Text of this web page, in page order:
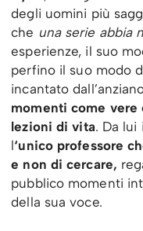
degli uomini più
che una serie abbia
esperienze, il suo
perfino il suo modo
incantato
momenti come vere
lezioni di vita. Da lui
l‘unico professore
e non di cercare,
pubblico momenti
della sua voce.